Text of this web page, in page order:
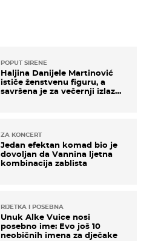
POPUT SIRENE
Haljina Danijele Martinović
ističe ženstvenu figuru, a
savršena je za večernji izlazak
ZA KONCERT
Jedan efektan komad bio je
dovoljan da Vannina ljetna
kombinacija zablista
RIJETKA I POSEBNA
Unuk Alke Vuice nosi
posebno ime: Evo još 10
neobičnih imena za dječake